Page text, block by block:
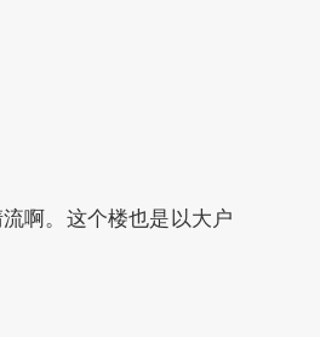
。这个楼也是以大户